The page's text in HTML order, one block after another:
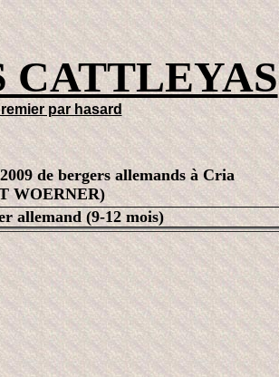
CATTLEYAS
par hasard
de bergers allemands à Cria
WOERNER)
allemand (9-12 mois)